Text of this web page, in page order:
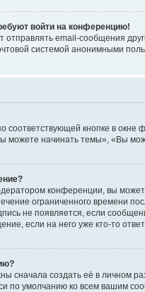
войти на конференцию!
отправлять email-сообщения
системой анонимными
кнопке в
начинать темы», «Вы
конференции, вы
ограниченного времени
не появляется, если
если на него уже кто-то
сначала создать её в личном
по умолчанию ко всем вашим